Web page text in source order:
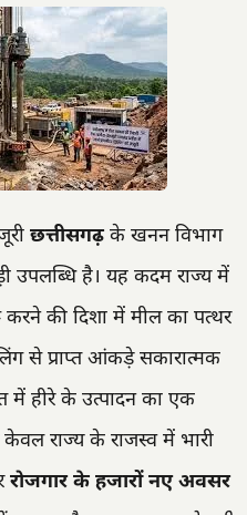
छत्तीसगढ़ के खनन विभाग
उपलब्धि है। यह कदम राज्य में
की दिशा में मील का पत्थर
से प्राप्त आंकड़े सकारात्मक
में हीरे के उत्पादन का एक
राज्य के राजस्व में भारी
रोजगार के हजारों नए अवसर